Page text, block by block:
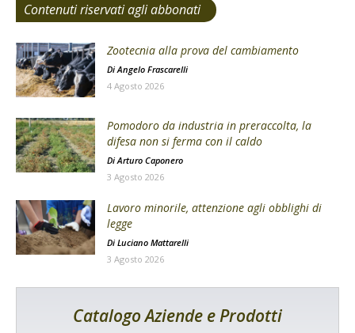
Contenuti riservati agli abbonati
Zootecnia alla prova del cambiamento
DiAngelo Frascarelli
4 Agosto 2026
Pomodoro da industria in preraccolta, la
difesa non si ferma con il caldo
Di Arturo Caponero
3 Agosto 2026
Lavoro minorile, attenzione agli obblighi di
legge
Di Luciano Mattarelli
3 Agosto 2026
Catalogo Aziende e Prodotti